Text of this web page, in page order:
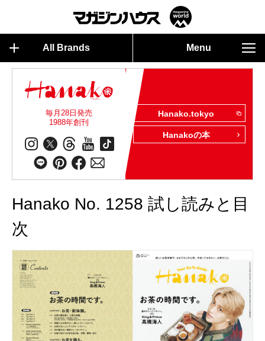
All Brands Menu
毎月28日発売
1988年創刊
Hanako.tokyo
Hanakoの本
Hanako No. 1258 試し読みと目
次